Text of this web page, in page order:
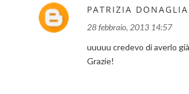
PATRIZIA DONAGLIA
28 febbraio, 2013 14:57
uuuuu credevo di averlo
Grazie!